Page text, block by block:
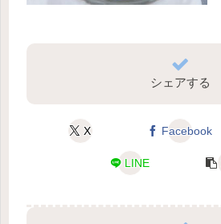
シェアする
X Facebook
LINE